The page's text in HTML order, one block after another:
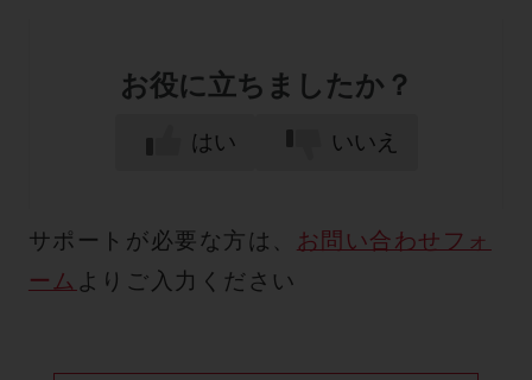
お役に立ちましたか？
はい いいえ
サポートが必要な方は、
お問い合わせフォ
ーム よりご入力ください